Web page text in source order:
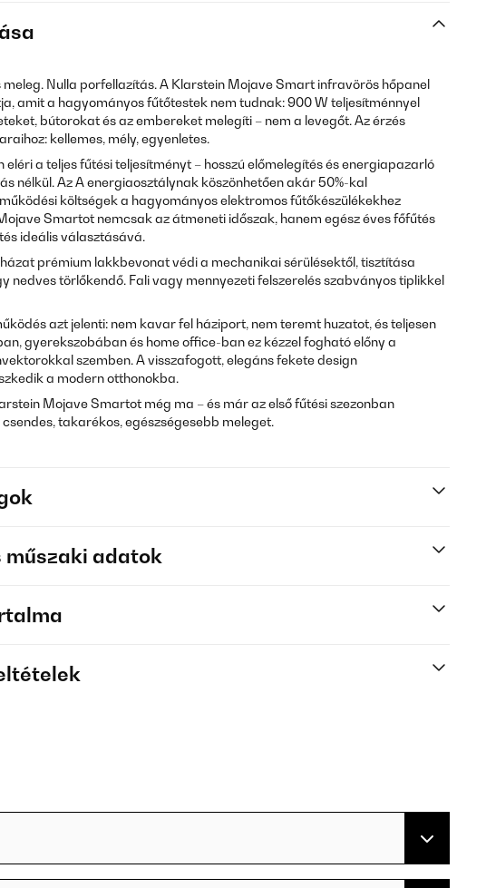
meleg. Nulla porfellazítás. A Klarstein Mojave Smart infravörös hőpanel
amit a hagyományos fűtőtestek nem tudnak: 900 W teljesítménnyel
bútorokat és az embereket melegíti – nem a levegőt. Az érzés
kellemes, mély, egyenletes.
a teljes fűtési teljesítményt – hosszú előmelegítés és energiapazarló
nélkül. Az A energiaosztálynak köszönhetően akár 50%-kal
költségek a hagyományos elektromos fűtőkészülékekhez
Smartot nemcsak az átmeneti időszak, hanem egész éves főfűtés
ideális választásává.
prémium lakkbevonat védi a mechanikai sérülésektől, tisztítása
nedves törlőkendő. Fali vagy mennyezeti felszerelés szabványos tiplikkel
azt jelenti: nem kavar fel háziport, nem teremt huzatot, és teljesen
gyerekszobában és home office-ban ez kézzel fogható előny a
szemben. A visszafogott, elegáns fekete design
a modern otthonokba.
Mojave Smartot még ma – és már az első fűtési szezonban
takarékos, egészségesebb meleget.
műszaki adatok